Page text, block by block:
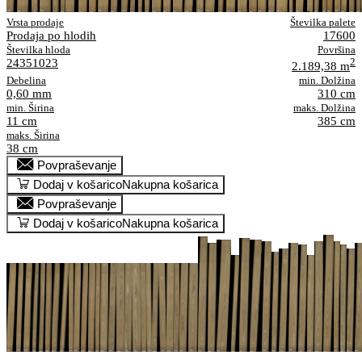
Vrsta prodaje
Prodaja po hlodih
Številka palete
17600
Številka hloda
24351023
Površina
2.189,38 m2
Debelina
0,60 mm
min. Dolžina
310 cm
min. Širina
11 cm
maks. Dolžina
385 cm
maks. Širina
38 cm
Povpraševanje
Dodaj v košaricoNakupna košarica
Povpraševanje
Dodaj v košaricoNakupna košarica